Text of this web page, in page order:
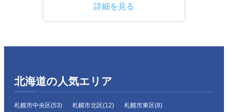
詳細を見る
北海道の人気エリア
札幌市中央区(53) 札幌市北区(12)
札幌市東区(8)